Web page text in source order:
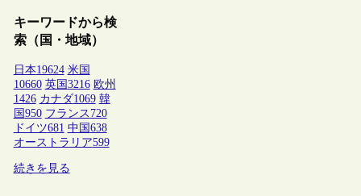
キーワードから検
索（国・地域）
日本19624 米国
10660 英国 3216 欧州
1426 カナダ1069 韓
国 950 フランス 720
ドイツ681 中国 638
オーストラリア599
続きを見る